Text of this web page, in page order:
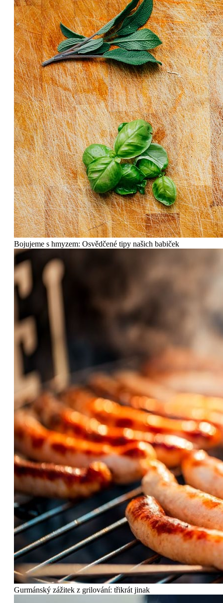
Bojujeme s hmyzem: Osvědčené tipy našich babiček
Gurmánský zážitek z grilování: třikrát jinak